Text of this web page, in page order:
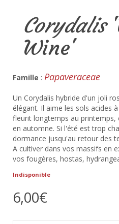
Corydalis
Wine'
Famille : Papaveraceae
Un Corydalis hybride d'un joli
élégant. Il aime les sols acides
fleurit longtemps au
en automne. Si l'été est trop
dormance jusqu'au retour des
A cultiver dans vos massifs en
vos fougères, hostas,
Indisponible
6,00€